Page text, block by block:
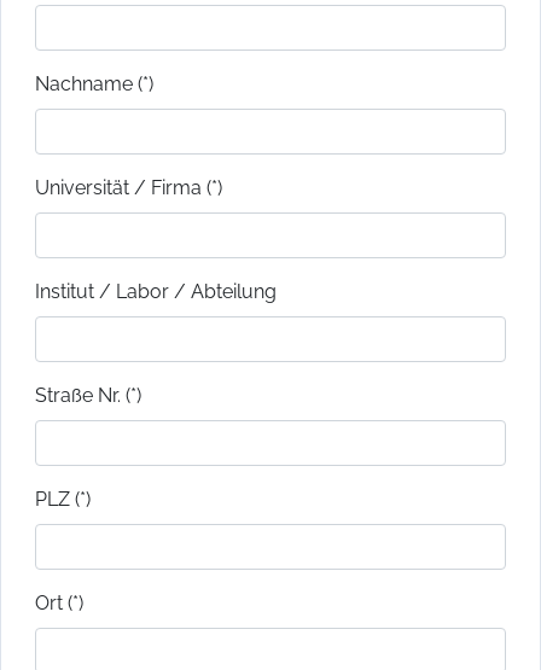
Nachname (*)
Universität / Firma (*)
Institut / Labor / Abteilung
Straße Nr. (*)
PLZ (*)
Ort (*)